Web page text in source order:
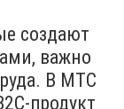
создают
важно
В МТС
продукт